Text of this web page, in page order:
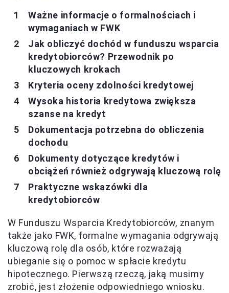
Ważne informacje o formalnościach i
wymaganiach w FWK
Jak obliczyć dochód w funduszu wsparcia
kredytobiorców? Przewodnik po
kluczowych krokach
Kryteria oceny zdolności kredytowej
Wysoka historia kredytowa zwiększa
szanse na kredyt
Dokumentacja potrzebna do obliczenia
dochodu
Dokumenty dotyczące kredytów i
obciążeń również odgrywają kluczową rolę
Praktyczne wskazówki dla
kredytobiorców
W Funduszu Wsparcia Kredytobiorców, znanym
także jako FWK, formalne wymagania odgrywają
kluczową rolę dla osób, które rozważają
ubieganie się o pomoc w spłacie kredytu
hipotecznego. Pierwszą rzeczą, jaką musimy
zrobić, jest złożenie odpowiedniego wniosku.